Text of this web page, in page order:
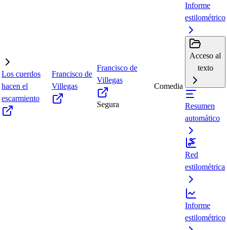
Los cuerdos
hacen el
escarmiento
Francisco de
Villegas
Francisco de
Villegas
Segura
Comedia
Informe
estilométrico
Acceso al
texto
Resumen
automático
Red
estilométrica
Informe
estilométrico